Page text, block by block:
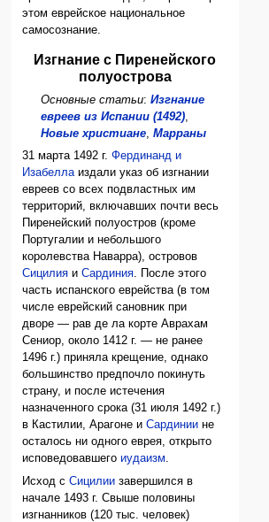
этом еврейское национальное
самосознание.
Изгнание с Пиренейского
полуострова
Основные статьи: Изгнание
евреев из Испании (1492),
Новые христиане, Марраны
31 марта 1492 г.Фердинанд и
Изабеллаиздали указ об изгнании
евреев со всех подвластных им
территорий, включавших почти весь
Пиренейский полуостров (кроме
Португалии и небольшого
королевства Наварра), островов
Сицилия иСардиния. После этого
часть испанского еврейства (в том
числе еврейский сановник при
дворе — рав де ла корте Аврахам
Сениор, около 1412 г. — не ранее
1496 г.) приняла крещение, однако
большинство предпочло покинуть
страну, и после истечения
назначенного срока (31 июля 1492 г.)
в Кастилии, Арагоне иСардинии не
осталось ни одного еврея, открыто
исповедовавшегоиудаизм.
Исход сСицилии завершился в
начале 1493 г. Свыше половины
изгнанников (120 тыс. человек)